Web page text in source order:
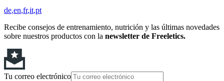
de en fr it pt
Recibe consejos de entrenamiento, nutrición y las últimas novedades
sobre nuestros productos con la newsletter de Freeletics.
Tu correo electrónico